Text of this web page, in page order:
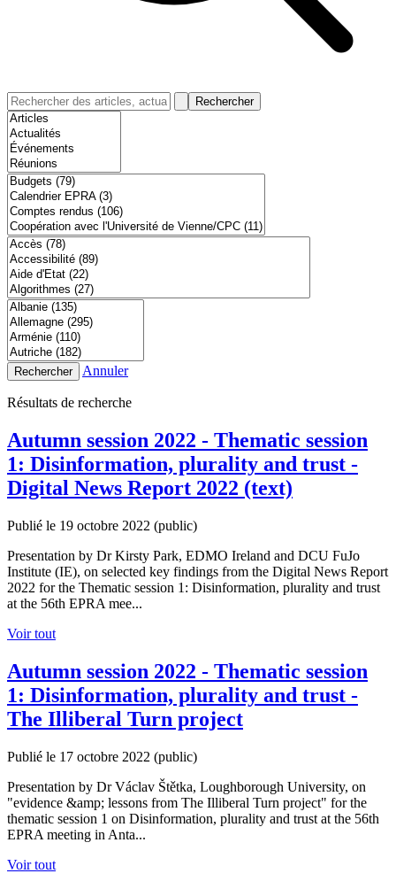
Rechercher
Rechercher Annuler
Résultats de recherche
Autumn session 2022 - Thematic session
1: Disinformation, plurality and trust -
Digital News Report 2022 (text)
Publié le 19 octobre 2022 (public)
Presentation by Dr Kirsty Park, EDMO Ireland and DCU FuJo
Institute (IE), on selected key findings from the Digital News Report
2022 for the Thematic session 1: Disinformation, plurality and trust
at the 56th EPRA mee...
Voir tout
Autumn session 2022 - Thematic session
1: Disinformation, plurality and trust -
The Illiberal Turn project
Publié le 17 octobre 2022 (public)
Presentation by Dr Václav Štětka, Loughborough University, on
"evidence &amp; lessons from The Illiberal Turn project" for the
thematic session 1 on Disinformation, plurality and trust at the 56th
EPRA meeting in Anta...
Voir tout